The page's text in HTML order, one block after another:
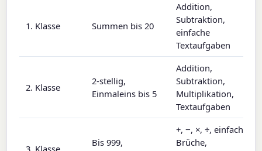
1. Klasse Summen bis 20
Addition,
Subtraktion,
einfache
Textaufgaben
2. Klasse
2-stellig,
Einmaleins bis 5
Addition,
Subtraktion,
Multiplikation,
Textaufgaben
Bis 999,
+, −, ×, ÷, einfache
Brüche,